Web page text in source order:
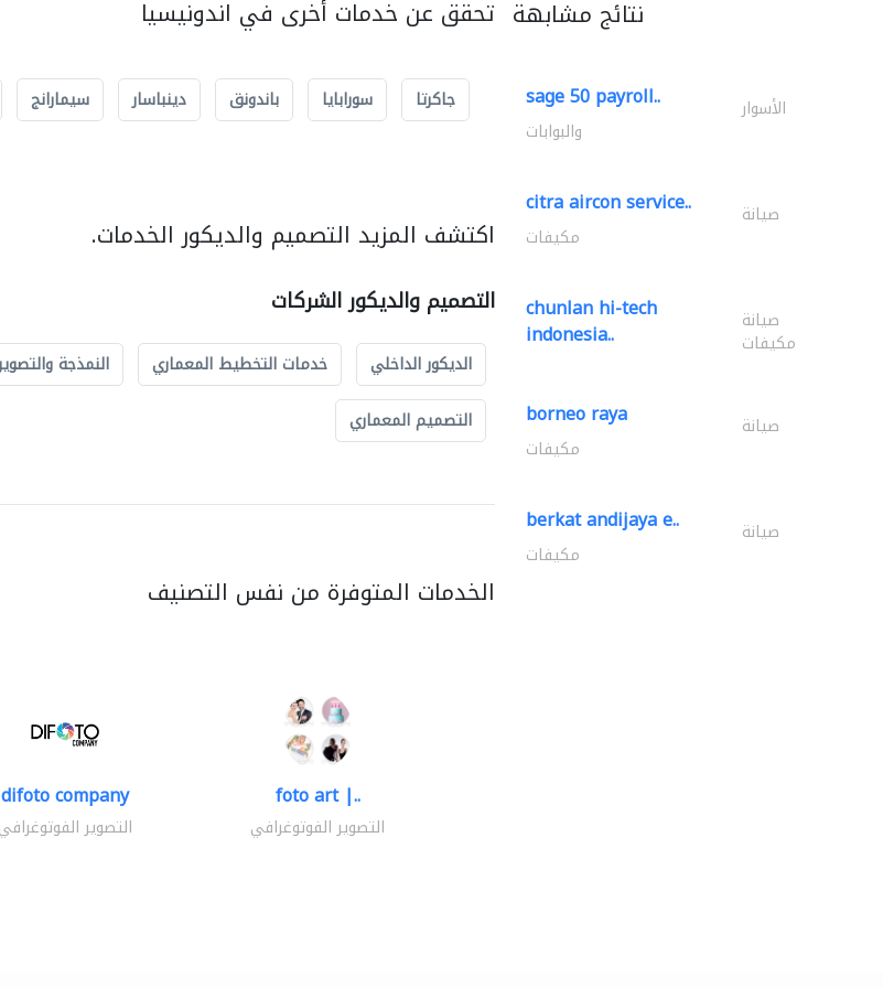
تحقق عن خدمات أخرى في اندونيسيا
جاكرتا سورابايا باندونق دينباسار سيمارانج
اكتشف المزيد التصميم والديكور الخدمات.
التصميم والديكور الشركات
الديكور الداخلي خدمات التخطيط المعماري النمذجة
التصميم المعماري
الخدمات المتوفرة من نفس التصنيف
difoto company
التصوير الفوتوغرافي
foto art |..
التصوير الفوتوغرافي
نتائج مشابهة
sage 50 payroll.. الأسوار
والبوابات
citra aircon service.. صيانة
مكيفات
chunlan hi-tech
indonesia.. صيانة
مكيفات
borneo raya صيانة
مكيفات
berkat andijaya e.. صيانة
مكيفات